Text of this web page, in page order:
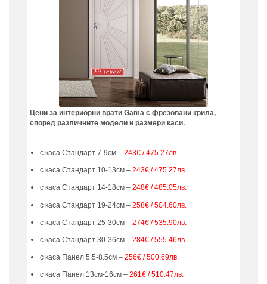
Цени за интериорни врати Gama с фрезовани крила,
според различните модели и размери каси.
с каса Стандарт 7-9см –243€ / 475.27лв.
с каса Стандарт 10-13см –243€ / 475.27лв.
с каса Стандарт 14-18см –248€ / 485.05лв.
с каса Стандарт 19-24см –258€ / 504.60лв.
с каса Стандарт 25-30см –274€ / 535.90лв.
с каса Стандарт 30-36см –284€ / 555.46лв.
с каса Панел 5.5-8.5см –256€ / 500.69лв.
с каса Панел 13см-16см –261€ / 510.47лв.